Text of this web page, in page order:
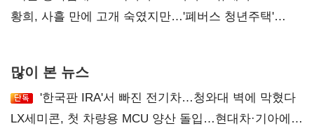
달리해야"
황희, 사흘 만에 고개 숙였지만…'폐버스 청년주택'
많이 본 뉴스
'한국판 IRA'서 빠진 전기차…청와대 벽에 막혔다
LX세미콘, 첫 차량용 MCU 양산 돌입…현대차·기아에